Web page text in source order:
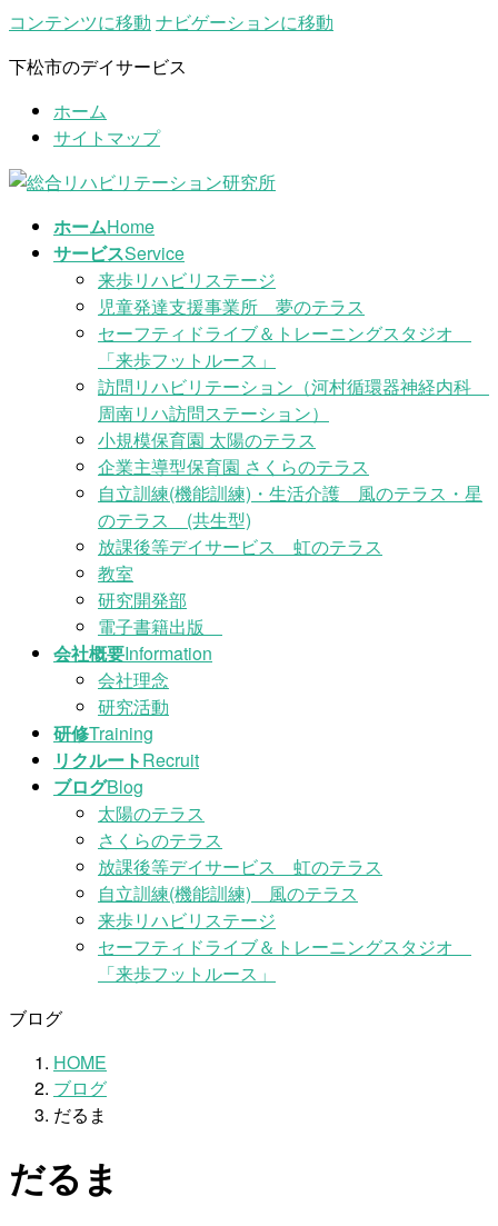
コンテンツに移動 ナビゲーションに移動
下松市のデイサービス
ホーム
サイトマップ
ホームHome
サービスService
来歩リハビリステージ
児童発達支援事業所 夢のテラス
セーフティドライブ＆トレーニングスタジオ
「来歩フットルース」
訪問リハビリテーション（河村循環器神経内科
周南リハ訪問ステーション）
小規模保育園 太陽のテラス
企業主導型保育園 さくらのテラス
自立訓練(機能訓練)・生活介護 風のテラス・星
のテラス (共生型)
放課後等デイサービス 虹のテラス
教室
研究開発部
電子書籍出版
会社概要Information
会社理念
研究活動
研修Training
リクルートRecruit
ブログBlog
太陽のテラス
さくらのテラス
放課後等デイサービス 虹のテラス
自立訓練(機能訓練) 風のテラス
来歩リハビリステージ
セーフティドライブ＆トレーニングスタジオ
「来歩フットルース」
ブログ
HOME
ブログ
だるま
だるま